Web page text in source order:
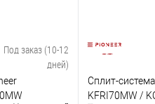
Под заказ (10-12
дней)
Сплит-
KFRI70MW /